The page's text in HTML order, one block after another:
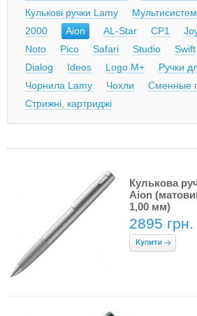
Кулькові ручки Lamy
2000
Aion AL-Star CP1
Noto
Pico Safari Studio Swift
Dialog
Ideos Logo M+
Ручки
Чорнила Lamy
Чохли
Сменные
Стрижні, картриджі
Кулькова
Aion
1,00 мм)
2895 грн.